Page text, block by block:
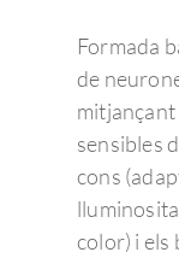
Formada
de
mitjançant
sensibles
cons
color) i els